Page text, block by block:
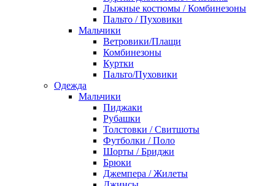
Лыжные костюмы / Комбинезоны
Пальто / Пуховики
Мальчики
Ветровики/Плащи
Комбинезоны
Куртки
Пальто/Пуховики
Одежда
Мальчики
Пиджаки
Рубашки
Толстовки / Свитшоты
Футболки / Поло
Шорты / Бриджи
Брюки
Джемпера / Жилеты